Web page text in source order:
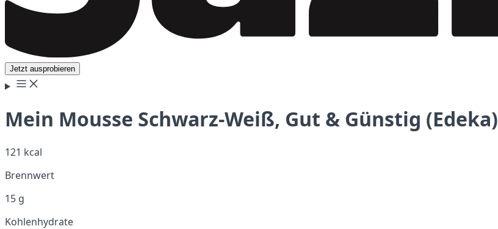
Jetzt ausprobieren
Mein Mousse Schwarz-Weiß, Gut & Günstig (Edeka)
121 kcal
Brennwert
15 g
Kohlenhydrate